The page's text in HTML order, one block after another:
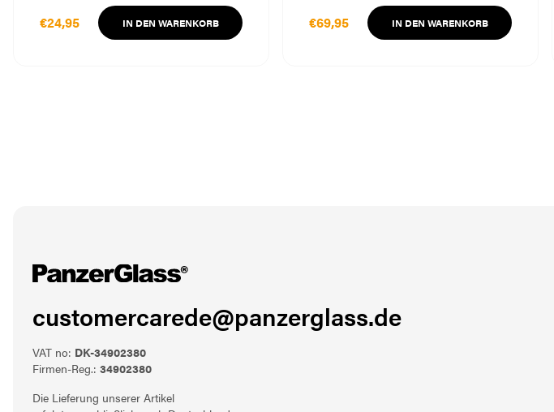
€24,95 IN DEN WARENKORB €69,95 IN DEN WARENKORB
customercarede@panzerglass.de
VAT no: DK-34902380
Firmen-Reg.: 34902380
Die Lieferung unserer Artikel